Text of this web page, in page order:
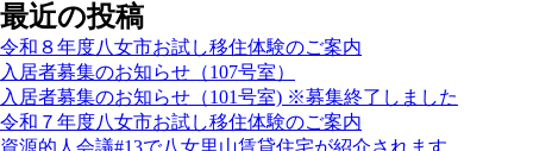
最近の投稿
令和８年度八女市お試し移住体験のご案内
入居者募集のお知らせ（107号室）
入居者募集のお知らせ（101号室) ※募集終了しました
令和７年度八女市お試し移住体験のご案内
資源的人会議#13で八女里山賃貸住宅が紹介されます